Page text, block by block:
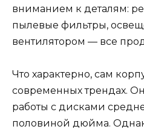
вниманием к деталям:
пылевые фильтры,
вентилятором — все
Что характерно, сам
современных трендах.
работы с дисками
половиной дюйма.